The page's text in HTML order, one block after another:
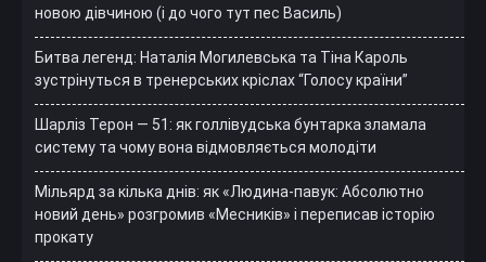
новою дівчиною (і до чого тут пес Василь)
Битва легенд: Наталія Могилевська та Тіна Кароль
зустрінуться в тренерських кріслах “Голосу країни”
Шарліз Терон — 51: як голлівудська бунтарка зламала
систему та чому вона відмовляється молодіти
Мільярд за кілька днів: як «Людина-павук: Абсолютно
новий день» розгромив «Месників» і переписав історію
прокату